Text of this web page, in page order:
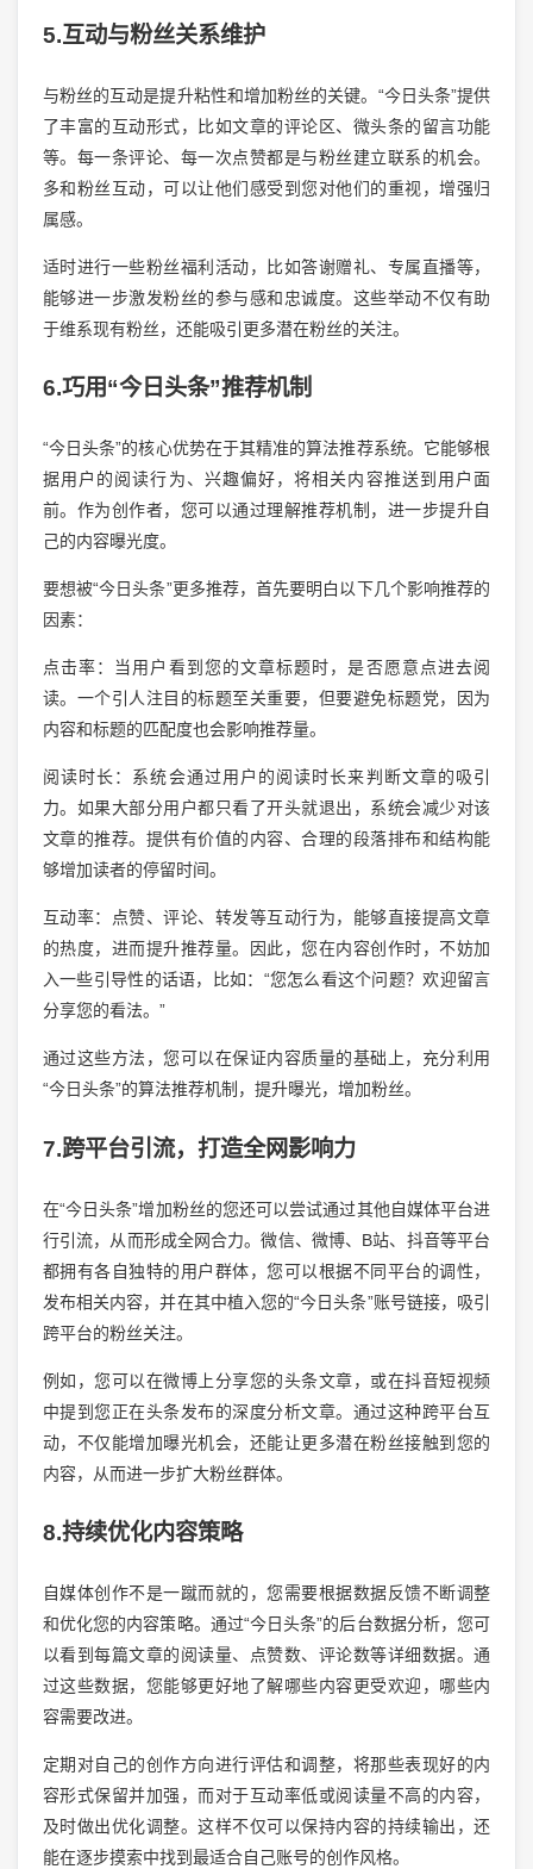
5.互动与粉丝关系维护
与粉丝的互动是提升粘性和增加粉丝的关键。“今日头条”提供
了丰富的互动形式，比如文章的评论区、微头条的留言功能
等。每一条评论、每一次点赞都是与粉丝建立联系的机会。
多和粉丝互动，可以让他们感受到您对他们的重视，增强归
属感。
适时进行一些粉丝福利活动，比如答谢赠礼、专属直播等，
能够进一步激发粉丝的参与感和忠诚度。这些举动不仅有助
于维系现有粉丝，还能吸引更多潜在粉丝的关注。
6.巧用“今日头条”推荐机制
“今日头条”的核心优势在于其精准的算法推荐系统。它能够根
据用户的阅读行为、兴趣偏好，将相关内容推送到用户面
前。作为创作者，您可以通过理解推荐机制，进一步提升自
己的内容曝光度。
要想被“今日头条”更多推荐，首先要明白以下几个影响推荐的
因素：
点击率：当用户看到您的文章标题时，是否愿意点进去阅
读。一个引人注目的标题至关重要，但要避免标题党，因为
内容和标题的匹配度也会影响推荐量。
阅读时长：系统会通过用户的阅读时长来判断文章的吸引
力。如果大部分用户都只看了开头就退出，系统会减少对该
文章的推荐。提供有价值的内容、合理的段落排布和结构能
够增加读者的停留时间。
互动率：点赞、评论、转发等互动行为，能够直接提高文章
的热度，进而提升推荐量。因此，您在内容创作时，不妨加
入一些引导性的话语，比如：“您怎么看这个问题？欢迎留言
分享您的看法。”
通过这些方法，您可以在保证内容质量的基础上，充分利用
“今日头条”的算法推荐机制，提升曝光，增加粉丝。
7.跨平台引流，打造全网影响力
在“今日头条”增加粉丝的您还可以尝试通过其他自媒体平台进
行引流，从而形成全网合力。微信、微博、B站、抖音等平台
都拥有各自独特的用户群体，您可以根据不同平台的调性，
发布相关内容，并在其中植入您的“今日头条”账号链接，吸引
跨平台的粉丝关注。
例如，您可以在微博上分享您的头条文章，或在抖音短视频
中提到您正在头条发布的深度分析文章。通过这种跨平台互
动，不仅能增加曝光机会，还能让更多潜在粉丝接触到您的
内容，从而进一步扩大粉丝群体。
8.持续优化内容策略
自媒体创作不是一蹴而就的，您需要根据数据反馈不断调整
和优化您的内容策略。通过“今日头条”的后台数据分析，您可
以看到每篇文章的阅读量、点赞数、评论数等详细数据。通
过这些数据，您能够更好地了解哪些内容更受欢迎，哪些内
容需要改进。
定期对自己的创作方向进行评估和调整，将那些表现好的内
容形式保留并加强，而对于互动率低或阅读量不高的内容，
及时做出优化调整。这样不仅可以保持内容的持续输出，还
能在逐步摸索中找到最适合自己账号的创作风格。